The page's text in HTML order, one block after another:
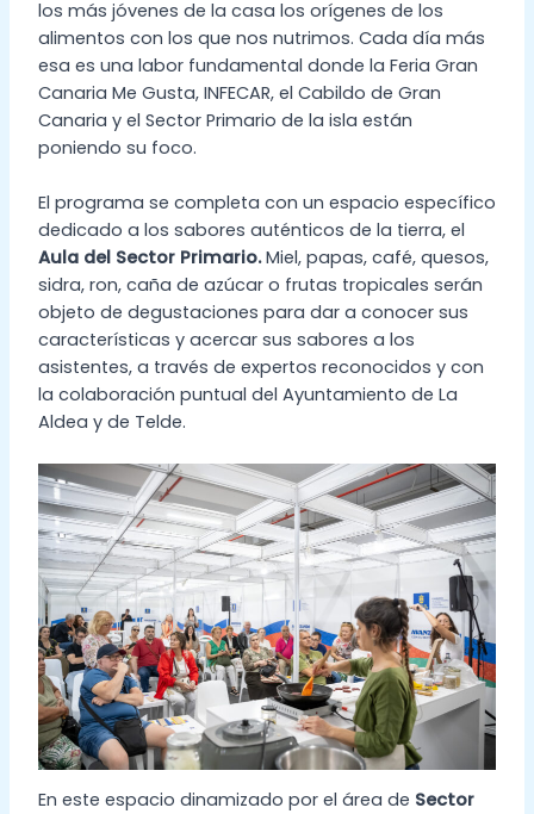
los más jóvenes de la casa los orígenes de los
alimentos con los que nos nutrimos. Cada día más
esa es una labor fundamental donde la Feria Gran
Canaria Me Gusta, INFECAR, el Cabildo de Gran
Canaria y el Sector Primario de la isla están
poniendo su foco.
El programa se completa con un espacio específico
dedicado a los sabores auténticos de la tierra, el
Aula del Sector Primario.Miel, papas, café, quesos,
sidra, ron, caña de azúcar o frutas tropicales serán
objeto de degustaciones para dar a conocer sus
características y acercar sus sabores a los
asistentes, a través de expertos reconocidos y con
la colaboración puntual del Ayuntamiento de La
Aldea y de Telde.
En este espacio dinamizado por el área de Sector